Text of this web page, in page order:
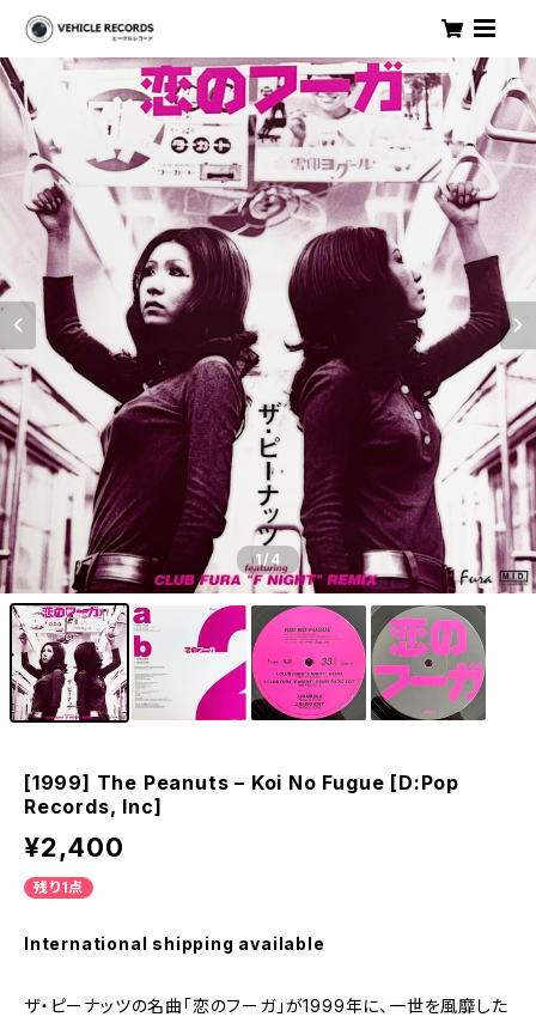
1/4
[1999] The Peanuts – Koi No Fugue [D:Pop
Records, Inc]
¥2,400
残り1点
International shipping available
ザ・ピーナッツの名曲「恋のフーガ」が1999年に、一世を風靡した